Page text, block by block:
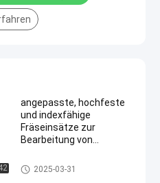
angepasste, hochfeste
und indexfähige
Fräseinsätze zur
Bearbeitung von
Stahl und rostfreiem
Stahl
Wendeschneidplatten zum Frä
sen
2025-03-31